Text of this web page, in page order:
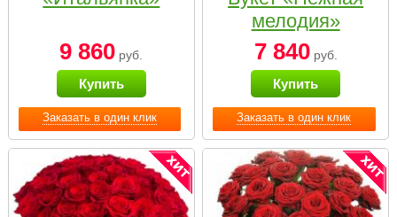
Заказать в один клик
9 860 руб.
Купить
Заказать в один клик
мелодия»
7 840руб.
Купить